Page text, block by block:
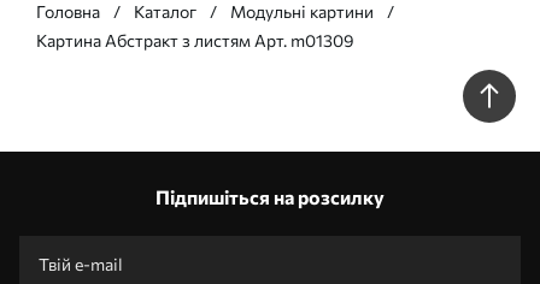
Головна Каталог
Модульні картини
Картина Абстракт з листям Арт. m01309
Підпишіться на розсилку